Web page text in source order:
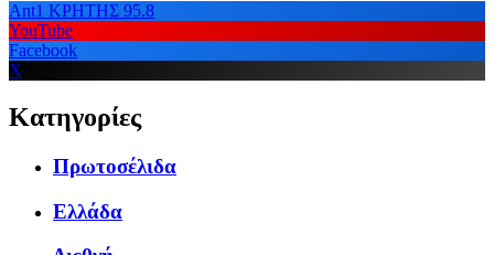
Ant1 ΚΡΗΤΗΣ 95.8
YouTube
Facebook
X
Κατηγορίες
Πρωτοσέλιδα
Ελλάδα